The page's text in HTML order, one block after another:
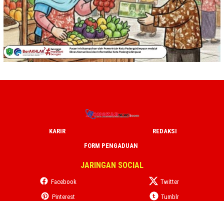
KARIR
REDAKSI
FORM PENGADUAN
JARINGAN SOCIAL
Facebook
Twitter
Pinterest
Tumblr